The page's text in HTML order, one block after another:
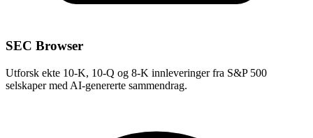
SEC Browser
Utforsk ekte 10-K, 10-Q og 8-K innleveringer fra S&P 500
selskaper med AI-genererte sammendrag.